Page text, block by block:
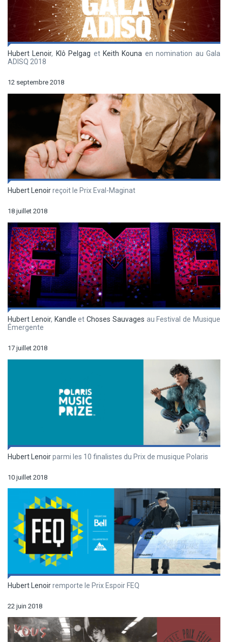
Hubert Lenoir, Klô Pelgag et Keith Kouna en nomination au Gala
ADISQ 2018
12 septembre 2018
Hubert Lenoirreçoit le Prix Eval-Maginat
18 juillet 2018
Hubert Lenoir, Kandle etChoses Sauvages au Festival de Musique
Émergente
17 juillet 2018
Hubert Lenoirparmi les 10 finalistes du Prix de musique Polaris
10 juillet 2018
Hubert Lenoirremporte le Prix Espoir FEQ
22 juin 2018